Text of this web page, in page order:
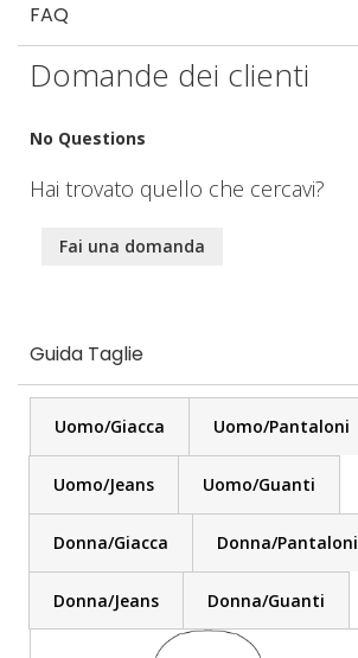
FAQ
Domande dei clienti
No Questions
Hai trovato quello che cercavi?
Fai una domanda
Guida Taglie
Uomo/Giacca Uomo/Pantaloni
Uomo/Jeans Uomo/Guanti
Donna/Giacca Donna/Pantaloni
Donna/Jeans Donna/Guanti